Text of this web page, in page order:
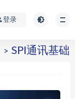
登录
> SPI通讯基础